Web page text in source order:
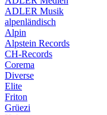
ADLER Musik
alpenländisch
Alpin
Alpstein Records
CH-Records
Corema
Diverse
Elite
Friton
Grüezi